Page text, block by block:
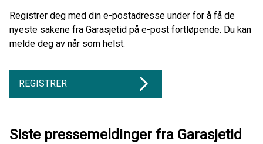
Registrer deg med din e-postadresse under for å få de
nyeste sakene fra Garasjetid på e-post fortløpende. Du kan
melde deg av når som helst.
REGISTRER
Siste pressemeldinger fra Garasjetid